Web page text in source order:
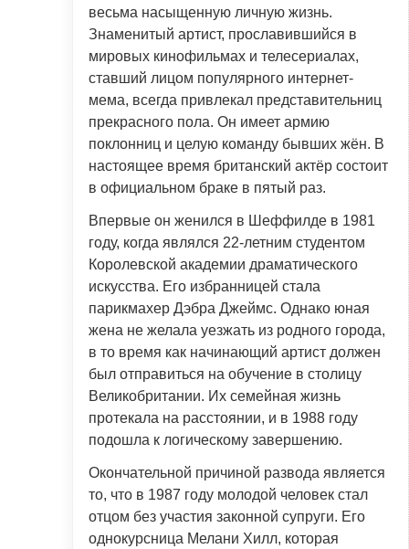
весьма насыщенную личную жизнь.
Знаменитый артист, прославившийся в
мировых кинофильмах и телесериалах,
ставший лицом популярного интернет-
мема, всегда привлекал представительниц
прекрасного пола. Он имеет армию
поклонниц и целую команду бывших жён. В
настоящее время британский актёр состоит
в официальном браке в пятый раз.
Впервые он женился в Шеффилде в 1981
году, когда являлся 22-летним студентом
Королевской академии драматического
искусства. Его избранницей стала
парикмахер Дэбра Джеймс. Однако юная
жена не желала уезжать из родного города,
в то время как начинающий артист должен
был отправиться на обучение в столицу
Великобритании. Их семейная жизнь
протекала на расстоянии, и в 1988 году
подошла к логическому завершению.
Окончательной причиной развода является
то, что в 1987 году молодой человек стал
отцом без участия законной супруги. Его
однокурсница Мелани Хилл, которая